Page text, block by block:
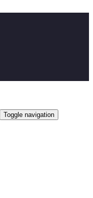
Toggle navigation